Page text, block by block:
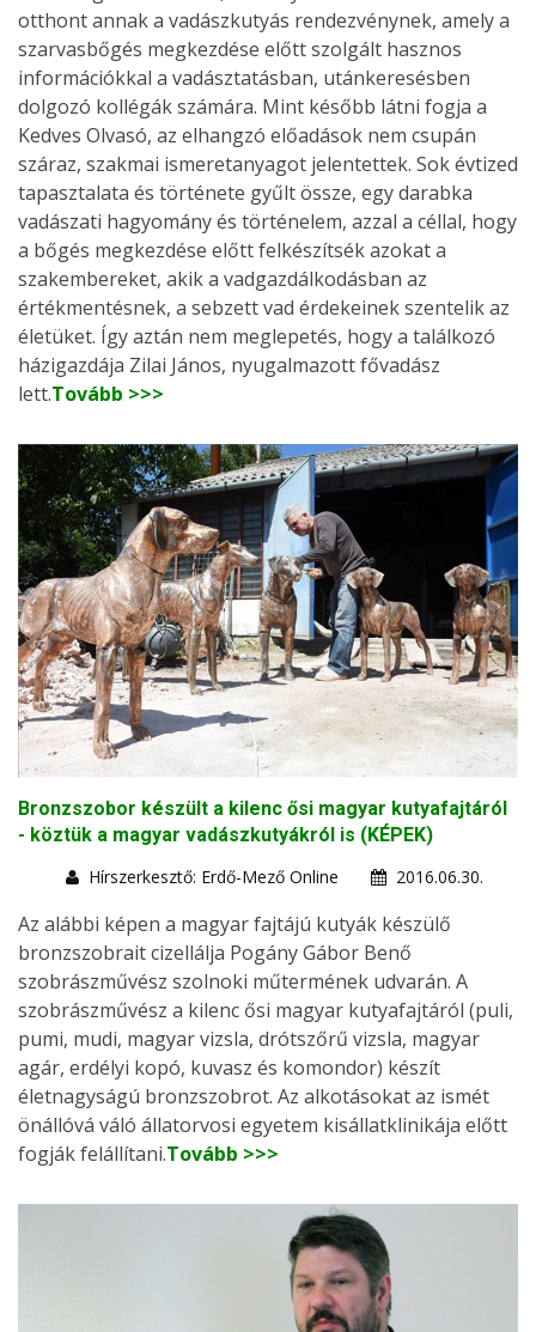
otthont annak a vadászkutyás rendezvénynek, amely a
szarvasbőgés megkezdése előtt szolgált hasznos
információkkal a vadásztatásban, utánkeresésben
dolgozó kollégák számára. Mint később látni fogja a
Kedves Olvasó, az elhangzó előadások nem csupán
száraz, szakmai ismeretanyagot jelentettek. Sok évtized
tapasztalata és története gyűlt össze, egy darabka
vadászati hagyomány és történelem, azzal a céllal, hogy
a bőgés megkezdése előtt felkészítsék azokat a
szakembereket, akik a vadgazdálkodásban az
értékmentésnek, a sebzett vad érdekeinek szentelik az
életüket. Így aztán nem meglepetés, hogy a találkozó
házigazdája Zilai János, nyugalmazott fővadász
lett.Tovább >>>
Bronzszobor készült a kilenc ősi magyar kutyafajtáról
- köztük a magyar vadászkutyákról is (KÉPEK)
Hírszerkesztő: Erdő-Mező Online
2016.06.30.
Az alábbi képen a magyar fajtájú kutyák készülő
bronzszobrait cizellálja Pogány Gábor Benő
szobrászművész szolnoki műtermének udvarán. A
szobrászművész a kilenc ősi magyar kutyafajtáról (puli,
pumi, mudi, magyar vizsla, drótszőrű vizsla, magyar
agár, erdélyi kopó, kuvasz és komondor) készít
életnagyságú bronzszobrot. Az alkotásokat az ismét
önállóvá váló állatorvosi egyetem kisállatklinikája előtt
fogják felállítani.Tovább >>>